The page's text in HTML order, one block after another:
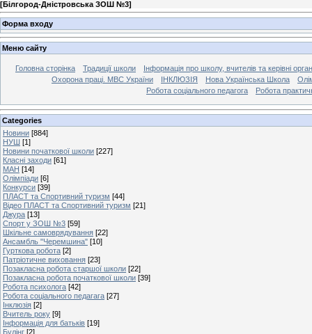
[Білгород-Дністровська ЗОШ №3]
Форма входу
Меню сайту
Головна сторінка Традиції школи
Інформація про школу, вчителів та керівні
Охорона праці. МВС України
ІНКЛЮЗІЯ Нова Українська Школа
Робота соціального педагога
Робота
Categories
Новини [884]
НУШ [1]
Новини початкової школи [227]
Класні заходи [61]
МАН [14]
Олімпіади [6]
Конкурси [39]
ПЛАСТ та Спортивний туризм [44]
Відео ПЛАСТ та Спортивний туризм [21]
Джура [13]
Спорт у ЗОШ №3 [59]
Шкільне самоврядування [22]
Ансамбль "Черемшина" [10]
Гурткова робота [2]
Патріотичне виховання [23]
Позакласна робота старшої школи [22]
Позакласна робота початкової школи [39]
Робота психолога [42]
Робота соціального педагага [27]
Інклюзія [2]
Вчитель року [9]
Інформація для батьків [19]
Булінг [2]